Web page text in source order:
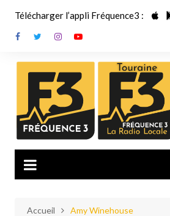
contenu
Télécharger l’appli Fréquence3 :
Accueil Amy Winehouse